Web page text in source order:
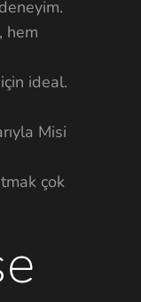
hem
ideal.
Misi
çok